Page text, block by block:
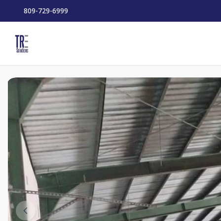
809-729-6999